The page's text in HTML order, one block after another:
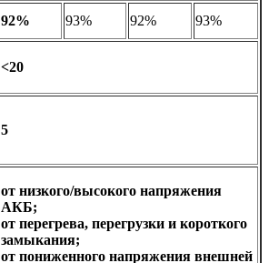
92% 93% 92%
93%
<20
5
от низкого/высокого напряжения
АКБ;
от перегрева, перегрузки и короткого
замыкания;
от пониженного напряжения внешней